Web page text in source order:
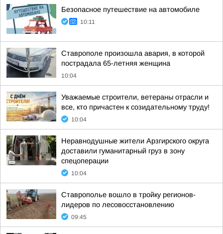
Безопасное путешествие на автомобиле
10:11
Ставрополе произошла авария, в которой
пострадала 65-летняя женщина
10:04
Уважаемые строители, ветераны отрасли и
все, кто причастен к созидательному труду!
10:04
Неравнодушные жители Арзгирского округа
доставили гуманитарный груз в зону
спецоперации
10:04
Ставрополье вошло в тройку регионов-
лидеров по лесовосстановлению
09:45